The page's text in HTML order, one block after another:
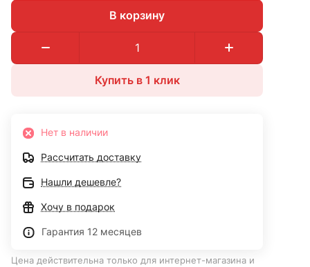
В корзину
Купить в 1 клик
Нет в наличии
Рассчитать доставку
Нашли дешевле?
Хочу в подарок
Гарантия 12 месяцев
Цена действительна только для интернет-магазина и